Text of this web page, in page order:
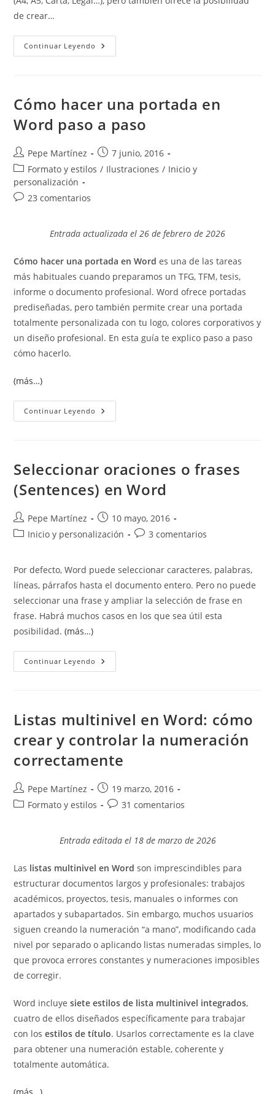
de crear…
Continuar Leyendo Imprimir
Tamaños
Cómo hacer una portada en
Word paso a paso
Autor
de
la
entrada:
Pepe Martínez
Publicación
de
7 junio, 2016
Categoría
de
la
Formato y estilos / Ilustraciones / Inicio y
personalización
Comentarios
23 comentarios
Entrada actualizada el 26 de febrero de 2026
Cómo hacer una portada en Word es una de las tareas
más habituales cuando preparamos un TFG, TFM, tesis,
informe o documento profesional. Word ofrece portadas
prediseñadas, pero también permite crear una portada
totalmente personalizada con tu logo, colores corporativos y
un diseño profesional. En esta guía te explico paso a paso
cómo hacerlo.
(más…)
Continuar Leyendo Cómo
Hacer
A
Seleccionar oraciones o frases
(Sentences) en Word
Autor
de
Pepe Martínez
Publicación
de
10 mayo, 2016
Categoría
entrada:
Inicio y personalización
Comentarios
entrada:
3 comentarios
Por defecto, Word puede seleccionar caracteres, palabras,
líneas, párrafos hasta el documento entero. Pero no puede
seleccionar una frase y ampliar la selección de frase en
frase. Habrá muchos casos en los que sea útil esta
posibilidad.(más…)
Continuar Leyendo Seleccionar
Oraciones
Word
Listas multinivel en Word: cómo
crear y controlar la numeración
correctamente
Autor
de
Pepe Martínez
Publicación
de
19 marzo, 2016
Categoría
Formato y estilos
Comentarios
entrada:
31 comentarios
Entrada editada el 18 de marzo de 2026
Las listas multinivel en Word son imprescindibles para
estructurar documentos largos y profesionales: trabajos
académicos, proyectos, tesis, manuales o informes con
apartados y subapartados. Sin embargo, muchos usuarios
siguen creando la numeración “a mano”, modificando cada
nivel por separado o aplicando listas numeradas simples, lo
que provoca errores constantes y numeraciones imposibles
de corregir.
Word incluyesiete estilos de lista multinivel integrados,
cuatro de ellos diseñados específicamente para trabajar
con losestilos de título. Usarlos correctamente es la clave
para obtener una numeración estable, coherente y
totalmente automática.